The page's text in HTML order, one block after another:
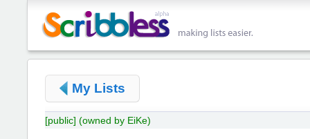
My Lists
[public] (owned by EiKe)